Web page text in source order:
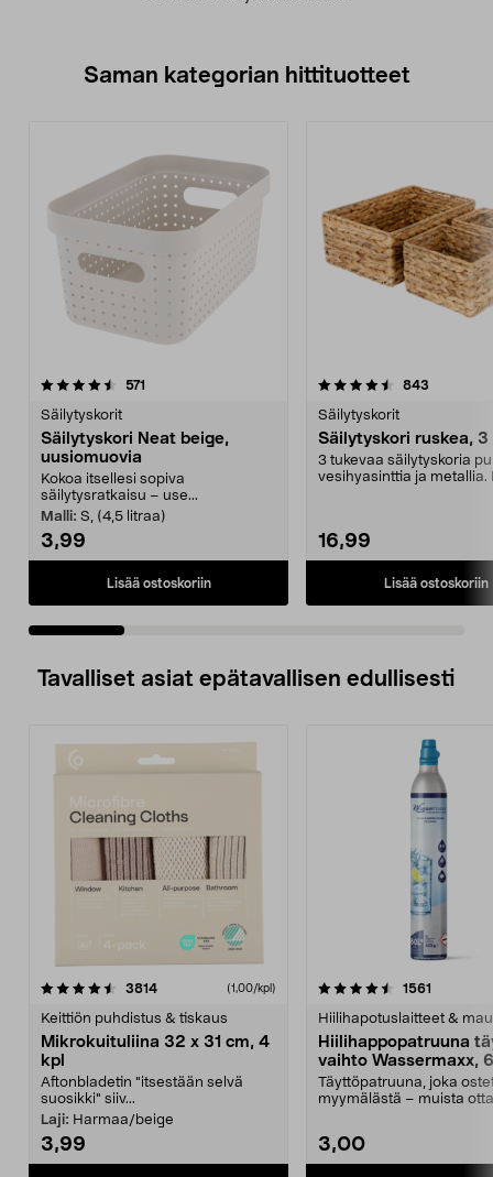
Saman kategorian hittituotteet
571
Säilytyskorit
Säilytyskori Neat beige,
uusiomuovia
Kokoa itsellesi sopiva
säilytysratkaisu – use...
Malli: S, (4,5 litraa)
3,99
Lisää ostoskoriin
4.5 viidestä
843
Säilytyskorit
Säilytyskori ruskea, 3
3 tukevaa säilytyskoria
vesihyasinttia ja metallia.
16,99
Lisää ostoskoriin
4.5 viidestä
Tavalliset asiat epätavallisen edullisesti
3814arvostelut (1,00/kpl)
Keittiön puhdistus & tiskaus
Mikrokuituliina 32 x 31 cm, 4
kpl
Aftonbladetin "itsestään selvä
suosikki" siiv...
Laji: Harmaa/beige
3,99
4.5viidestä
1561
Hiilihapotuslaitteet &
Hiilihappopatruuna
vaihto Wassermaxx,
Täyttöpatruuna, joka
myymälästä – muista
3,00
4.5viidestä